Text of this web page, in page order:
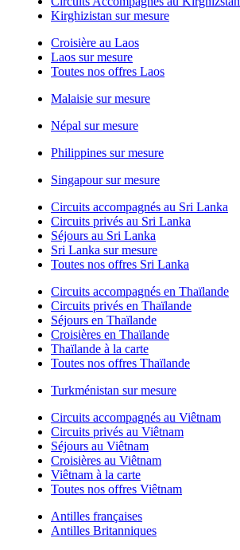
Kirghizistan sur mesure
Croisière au Laos
Laos sur mesure
Toutes nos offres Laos
Malaisie sur mesure
Népal sur mesure
Philippines sur mesure
Singapour sur mesure
Circuits accompagnés au Sri Lanka
Circuits privés au Sri Lanka
Séjours au Sri Lanka
Sri Lanka sur mesure
Toutes nos offres Sri Lanka
Circuits accompagnés en Thaïlande
Circuits privés en Thaïlande
Séjours en Thaïlande
Croisières en Thaïlande
Thaïlande à la carte
Toutes nos offres Thaïlande
Turkménistan sur mesure
Circuits accompagnés au Viêtnam
Circuits privés au Viêtnam
Séjours au Viêtnam
Croisières au Viêtnam
Viêtnam à la carte
Toutes nos offres Viêtnam
Antilles françaises
Antilles Britanniques